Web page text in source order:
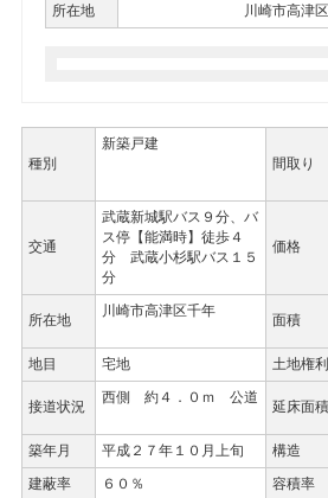
所在地
川崎市高津
種別
新築戸建
間取り
交通
武蔵新城駅バス９分、バ
ス停【能満時】徒歩４
分 武蔵小杉駅バス１５
分
価格
所在地
川崎市高津区千年
面積
地目
宅地 土地権利
接道状況
西側 約４．０ｍ 公道
延床面積
築年月
平成２７年１０月上旬 構造
建蔽率
６０％ 容積率